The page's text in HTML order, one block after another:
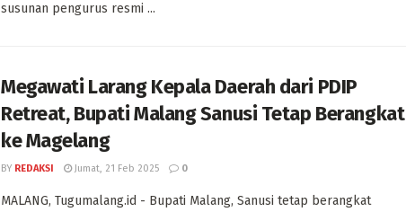
susunan pengurus resmi ...
Megawati Larang Kepala Daerah dari PDIP
Retreat, Bupati Malang Sanusi Tetap Berangkat
ke Magelang
BY REDAKSI Jumat, 21 Feb 2025 0
MALANG, Tugumalang.id - Bupati Malang, Sanusi tetap berangkat